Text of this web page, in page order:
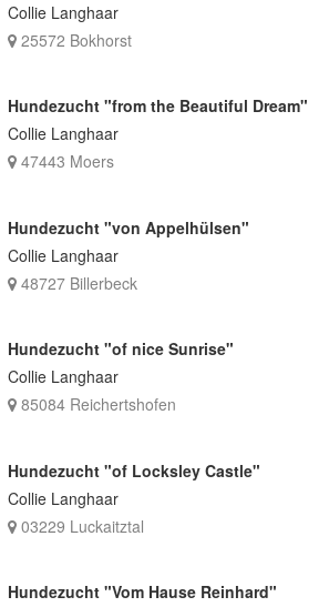
Collie Langhaar
25572 Bokhorst
Hundezucht "from the Beautiful Dream"
Collie Langhaar
47443 Moers
Hundezucht "von Appelhülsen"
Collie Langhaar
48727 Billerbeck
Hundezucht "of nice Sunrise"
Collie Langhaar
85084 Reichertshofen
Hundezucht "of Locksley Castle"
Collie Langhaar
03229 Luckaitztal
Hundezucht "Vom Hause Reinhard"